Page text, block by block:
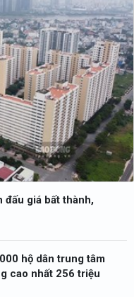
đấu giá bất thành,
hộ dân trung tâm
cao nhất 256 triệu